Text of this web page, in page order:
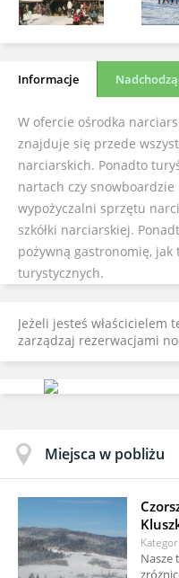
Informacje
W ofercie ośrodka
znajduje się przede
narciarskich. Ponadto
nartach czy
wypożyczalni sprzętu
szkółki narciarskiej.
pożywną gastronomię,
turystycznych.
Jeżeli jesteś
zarządzaj rezerwacjami
Miejsca w pobliżu
Nasze